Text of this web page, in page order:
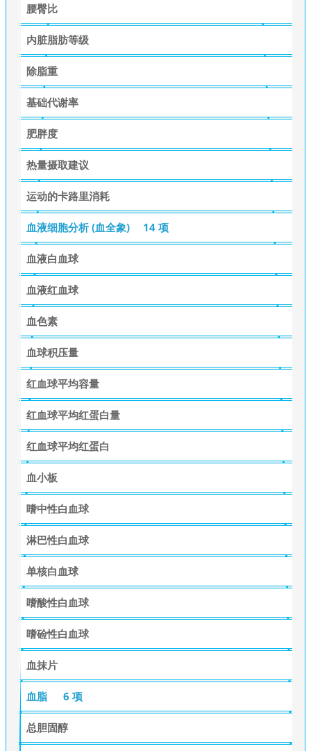
腰臀比
内脏脂肪等级
除脂重
基础代谢率
肥胖度
热量摄取建议
运动的卡路里消耗
血液细胞分析 (血全象) 14 项
血液白血球
血液红血球
血色素
血球积压量
红血球平均容量
红血球平均红蛋白量
红血球平均红蛋白
血小板
嗜中性白血球
淋巴性白血球
单核白血球
嗜酸性白血球
嗜硷性白血球
血抹片
血脂 6 项
总胆固醇